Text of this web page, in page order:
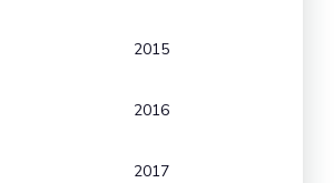
2015
2016
2017